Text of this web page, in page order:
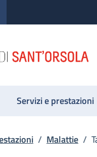
Servizi e prestazioni
pane
/ Malattie /